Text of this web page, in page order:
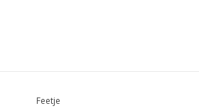
Feetje